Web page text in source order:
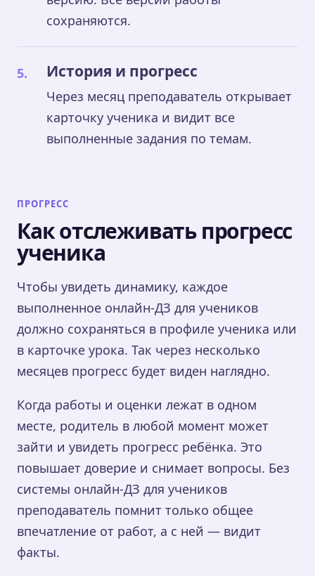
сохраняются.
История и прогресс
Через месяц преподаватель открывает
карточку ученика и видит все
выполненные задания по темам.
ПРОГРЕСС
Как отслеживать прогресс
ученика
Чтобы увидеть динамику, каждое
выполненное онлайн-ДЗ для учеников
должно сохраняться в профиле ученика или
в карточке урока. Так через несколько
месяцев прогресс будет виден наглядно.
Когда работы и оценки лежат в одном
месте, родитель в любой момент может
зайти и увидеть прогресс ребёнка. Это
повышает доверие и снимает вопросы. Без
системы онлайн-ДЗ для учеников
преподаватель помнит только общее
впечатление от работ, а с ней — видит
факты.